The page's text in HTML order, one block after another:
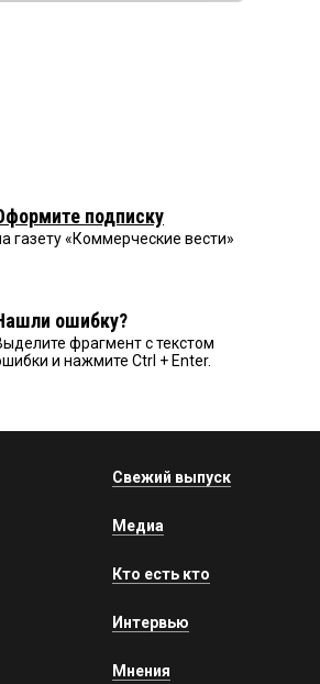
подписку
газету «Коммерческие вести»
ошибку?
фрагмент с текстом
и нажмите Ctrl + Enter.
Свежий выпуск
Медиа
Кто есть кто
Интервью
Мнения